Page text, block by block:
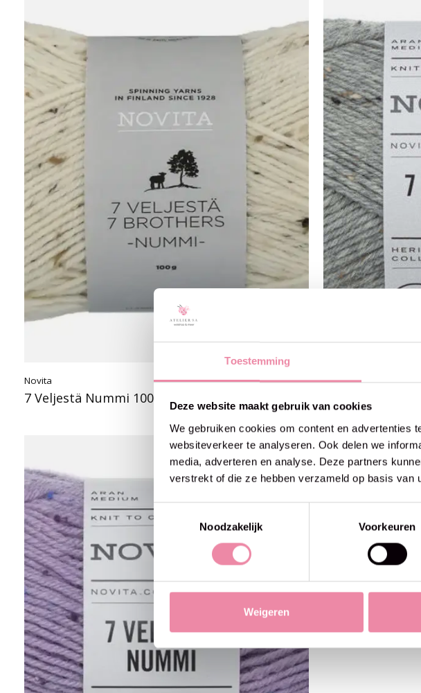
Toestemming
Deze website maakt gebruik van cookies
We gebruiken cookies om content en advertenties
websiteverkeer te analyseren. Ook delen we
media, adverteren en analyse. Deze partners
verstrekt of die ze hebben verzameld op basis van
Toestemmingsselectie
Noodzakelijk
Voorkeuren
Weigeren
Novita
7 Veljestä Nummi 100g -945 frost
€8,90 Novita
7 Veljestä